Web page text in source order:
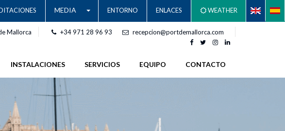
MEDIA ENTORNO ENLACES WEATHER
Mallorca +34 971 28 96 93 recepcion@portdemallorca.com
INSTALACIONES SERVICIOS EQUIPO CONTACTO